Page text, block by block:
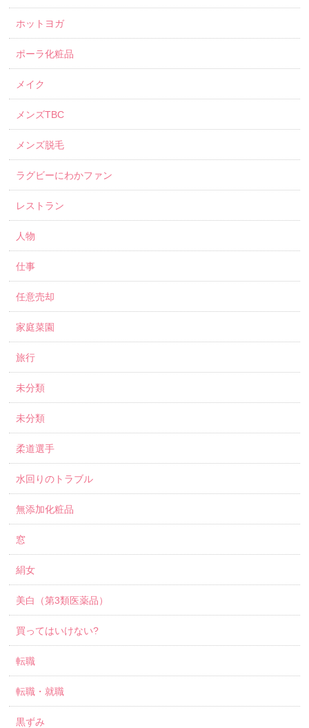
ホットヨガ
ポーラ化粧品
メイク
メンズTBC
メンズ脱毛
ラグビーにわかファン
レストラン
人物
仕事
任意売却
家庭菜園
旅行
未分類
未分類
柔道選手
水回りのトラブル
無添加化粧品
窓
絹女
美白（第3類医薬品）
買ってはいけない?
転職
転職・就職
黒ずみ